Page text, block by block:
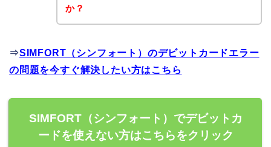
か？
⇒SIMFORT（シンフォート）のデビットカードエラー
の問題を今すぐ解決したい方はこちら
SIMFORT（シンフォート）でデビットカ
ードを使えない方はこちらをクリック